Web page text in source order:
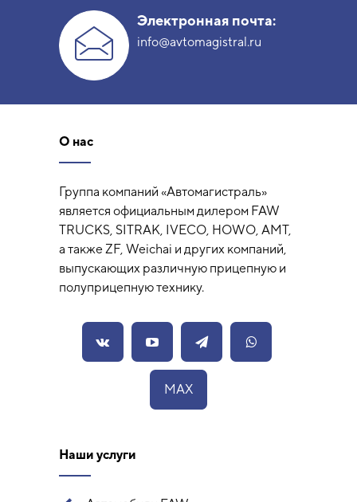
Электронная почта:
info@avtomagistral.ru
О нас
Группа компаний «Автомагистраль»
является официальным дилером FAW
TRUCKS, SITRAK, IVECO, HOWO, AMT,
а также ZF, Weichai и других компаний,
выпускающих различную прицепную и
полуприцепную технику.
MAX
Наши услуги